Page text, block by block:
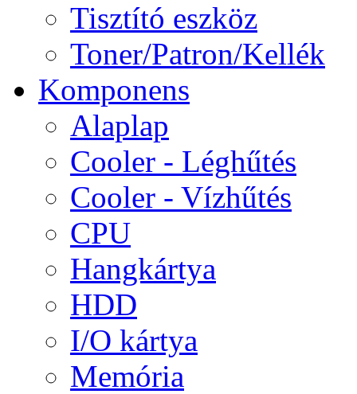
Tisztító eszköz
Toner/Patron/Kellék
Komponens
Alaplap
Cooler - Léghűtés
Cooler - Vízhűtés
CPU
Hangkártya
HDD
I/O kártya
Memória